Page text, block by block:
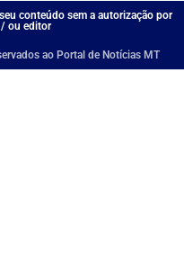
conteúdo sem a autorização por
ou editor
ao Portal de Notícias MT